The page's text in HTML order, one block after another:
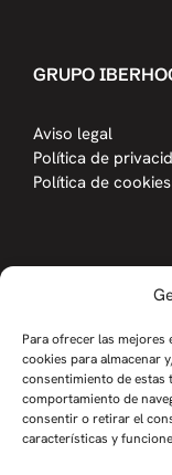
Para ofrecer las
cookies para almacenar
consentimiento de
comportamiento de
consentir o retirar el
características y
GRUPO
Aviso legal
Política de
Política de cookies